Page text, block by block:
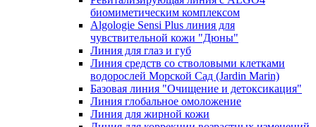
биомиметическим комплексом
Algologie Sensi Plus линия для
чувcтвительной кожи "Дюны"
Линия для глаз и губ
Линия средств со стволовыми клетками
водорослей Морской Сад (Jardin Marin)
Базовая линия "Очищение и детоксикация"
Линия глобальное омоложение
Линия для жирной кожи